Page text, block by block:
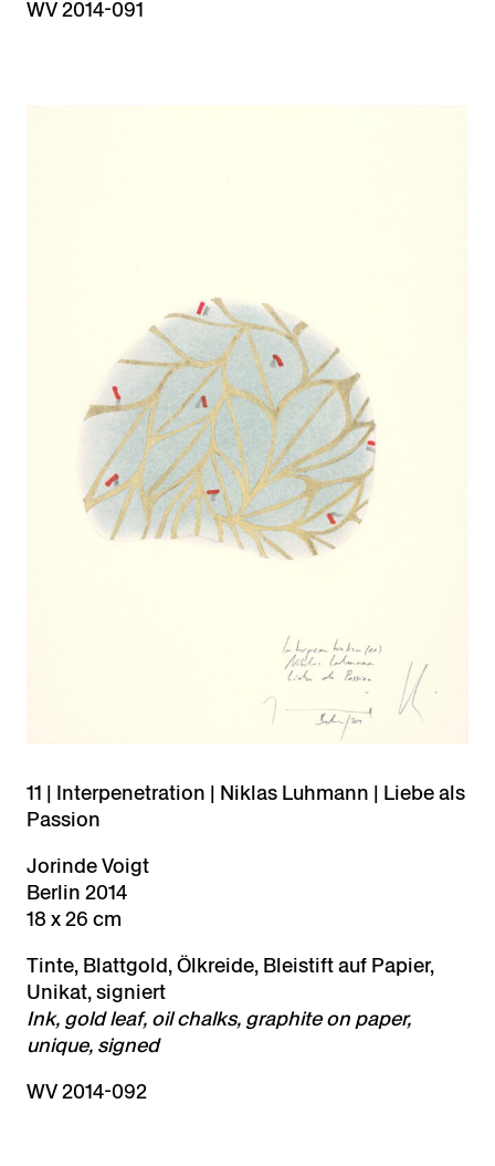
WV 2014-091
11 | Interpenetration | Niklas Luhmann | Liebe als
Passion
Jorinde Voigt
Berlin 2014
18 x 26 cm
Tinte, Blattgold, Ölkreide, Bleistift auf Papier,
Unikat, signiert
Ink, gold leaf, oil chalks, graphite on paper,
unique, signed
WV 2014-092